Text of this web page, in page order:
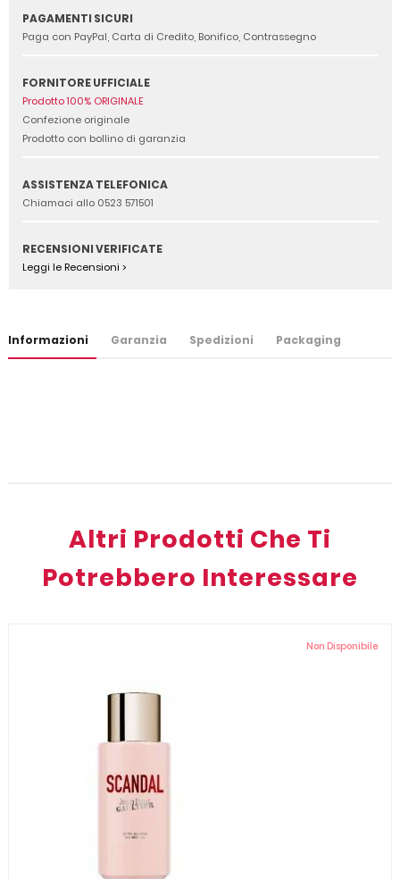
PAGAMENTI SICURI
Paga con PayPal, Carta di Credito, Bonifico, Contrassegno
FORNITORE UFFICIALE
Prodotto 100% ORIGINALE
Confezione originale
Prodotto con bollino di garanzia
ASSISTENZA TELEFONICA
Chiamaci allo 0523 571501
RECENSIONI VERIFICATE
Leggi le Recensioni >
Informazioni Garanzia Spedizioni Packaging
Altri Prodotti Che Ti
Potrebbero Interessare
Non Disponibile